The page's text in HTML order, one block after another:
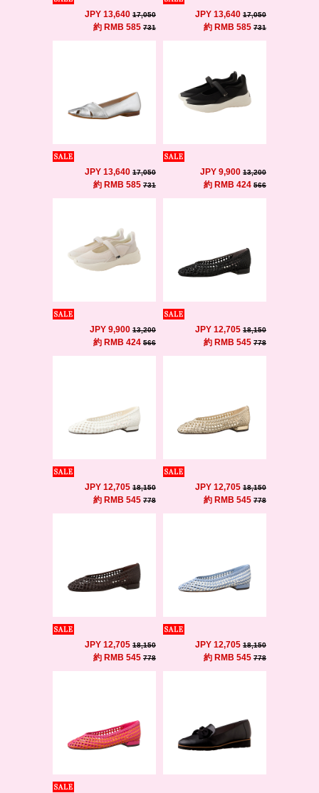
JPY 13,640 17,050
約 RMB 585 731
JPY 13,640 17,050
約 RMB 585 731
JPY 13,640 17,050
約 RMB 585 731
JPY 9,900 13,200
約 RMB 424 566
JPY 9,900 13,200
約 RMB 424 566
JPY 12,705 18,150
約 RMB 545 778
JPY 12,705 18,150
約 RMB 545 778
JPY 12,705 18,150
約 RMB 545 778
JPY 12,705 18,150
約 RMB 545 778
JPY 12,705 18,150
約 RMB 545 778